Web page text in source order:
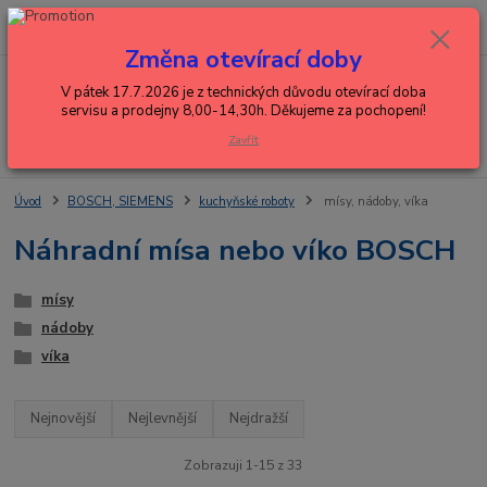
Menu
+420 602 288 130
0,00 Kč
Úvod BOSCH, SIEMENS kuchyňské roboty mísy, nádoby, víka
Náhradní mísa nebo víko BOSCH
mísy
nádoby
víka
Nejnovější Nejlevnější Nejdražší
Zobrazuji 1-15 z 33
Změna otevírací doby
V pátek 17.7.2026 je z technických důvodu otevírací doba
servisu a prodejny 8,00-14,30h. Děkujeme za pochopení!
Zavřít